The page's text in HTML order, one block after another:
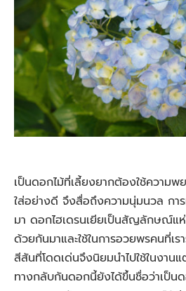
เป็นดอกไม้ที่เลี้ยงยากต้องใช้ความพย
ใส่อย่างดี จึงสื่อถึงความนุ่มนวล การ
มา ดอกไฮเดรนเยียเป็นสัญลักษณ์
ด้วยกันมาและใช้ในการอวยพรคนที่เร
สีสันที่โดดเด่นจึงนิยมนำไปใช้ในงาน
ทางกลับกันดอกนี้ยังได้ขึ้นชื่อว่าเป็นด